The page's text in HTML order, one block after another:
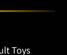
Toys